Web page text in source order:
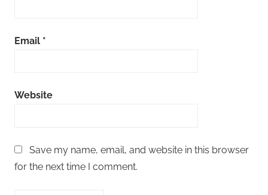
Email *
Website
Save my name, email, and website in this browser
for the next time I comment.